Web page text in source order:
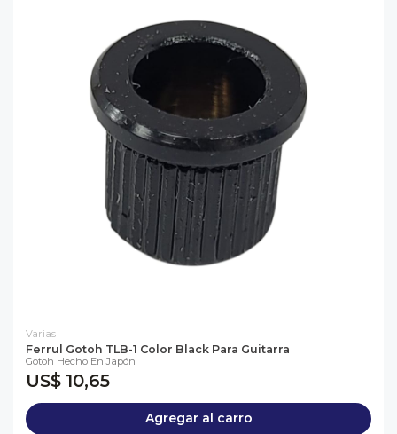
Varias
Ferrul Gotoh TLB-1 Color Black Para Guitarra
Gotoh Hecho En Japón
US$ 10,65
Agregar al carro